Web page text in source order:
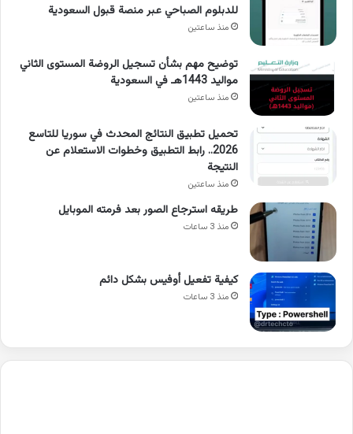
للدبلوم الصباحي عبر منصة قبول السعودية
منذ ساعتين
توضيح مهم بشأن تسجيل الروضة المستوى الثاني
مواليد 1443هـ في السعودية
منذ ساعتين
تحميل تطبيق النتائج المحدث في سوريا للتاسع
2026.. رابط التطبيق وخطوات الاستعلام عن
النتيجة
منذ ساعتين
طريقه استرجاع الصور بعد فرمته الموبايل
منذ 3 ساعات
كيفية تفعيل أوفيس بشكل دائم
منذ 3 ساعات